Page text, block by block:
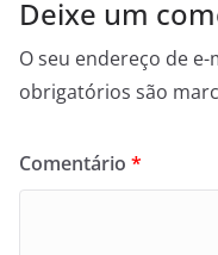
Deixe um
O seu endereço de
obrigatórios são
Comentário *